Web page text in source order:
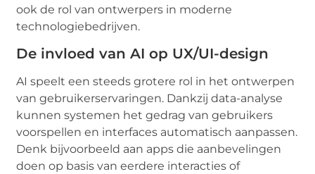
ook de rol van ontwerpers in moderne
technologiebedrijven.
De invloed van AI op UX/UI-design
AI speelt een steeds grotere rol in het ontwerpen
van gebruikerservaringen. Dankzij data-analyse
kunnen systemen het gedrag van gebruikers
voorspellen en interfaces automatisch aanpassen.
Denk bijvoorbeeld aan apps die aanbevelingen
doen op basis van eerdere interacties of